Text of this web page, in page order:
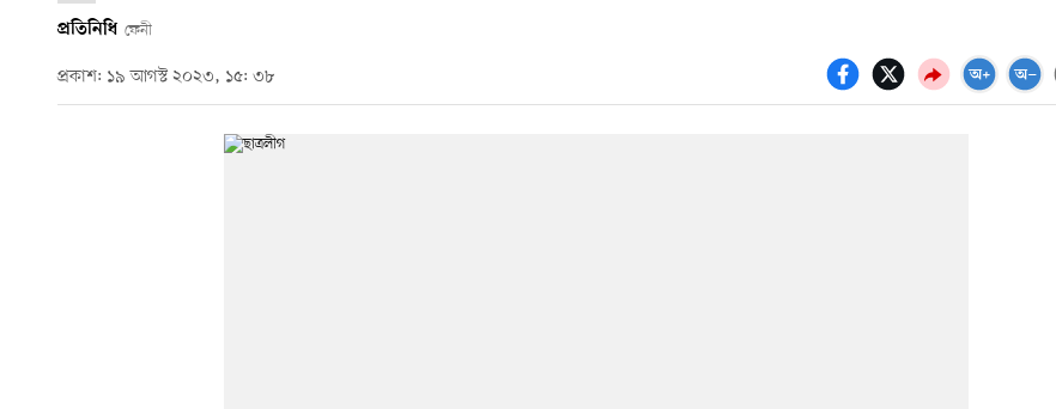
প্রতিনিধি ফেনী
প্রকাশ: ১৯ আগস্ট ২০২৩, ১৫: ৩৮